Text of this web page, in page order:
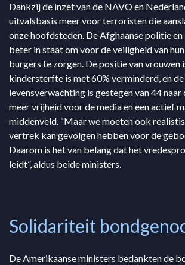
Dankzij de inzet van de NAVO en
uitvalsbasis meer voor terroristen die
onze hoofdsteden. De Afghaanse politie
beter in staat om voor de veiligheid van hun
burgers te zorgen. De positie van vrouwen
kindersterfte is met 60% verminderd, en de
levensverwachting is gestegen van 44 naar
meer vrijheid voor de media en een actief
middenveld. “Maar we moeten ook
vertrek kan gevolgen hebben voor de
Daarom is het van belang dat het
leidt”, aldus beide ministers.
Solidariteit
De Amerikaanse ministers bedankten de